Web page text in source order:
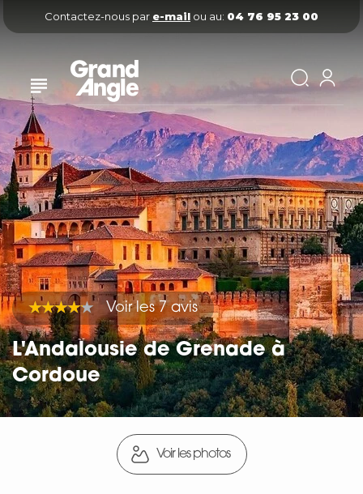
Contactez-nous par e-mail ou au: 04 76 95 23 00
Voir les 7 avis
L'Andalousie de Grenade à
Cordoue
Voir les photos